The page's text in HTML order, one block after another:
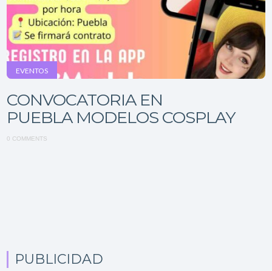
EVENTOS
CONVOCATORIA EN
PUEBLA MODELOS COSPLAY
0 COMMENTS
PUBLICIDAD